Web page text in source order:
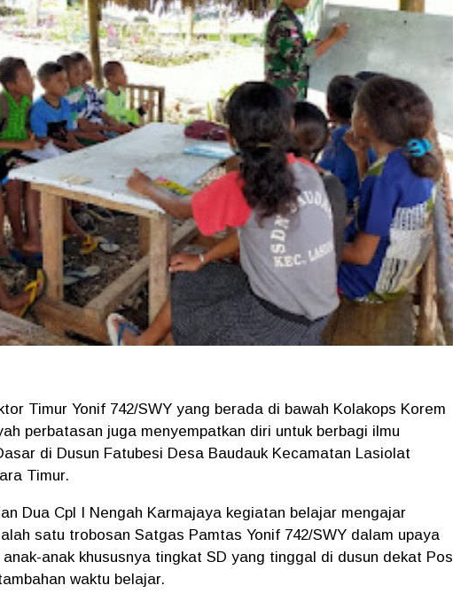
Timur Yonif 742/SWY yang berada di bawah Kolakops Korem
perbatasan juga menyempatkan diri untuk berbagi ilmu
di Dusun Fatubesi Desa Baudauk Kecamatan Lasiolat
Timur.
Dua Cpl I Nengah Karmajaya kegiatan belajar mengajar
satu trobosan Satgas Pamtas Yonif 742/SWY dalam upaya
anak khususnya tingkat SD yang tinggal di dusun dekat Pos
waktu belajar.